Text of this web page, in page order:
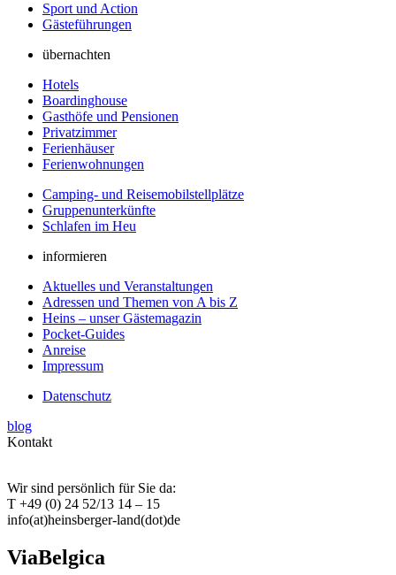
Sport und Action
Gästeführungen
übernachten
Hotels
Boardinghouse
Gasthöfe und Pensionen
Privatzimmer
Ferienhäuser
Ferienwohnungen
Camping- und Reisemobilstellplätze
Gruppenunterkünfte
Schlafen im Heu
informieren
Aktuelles und Veranstaltungen
Adressen und Themen von A bis Z
Heins – unser Gästemagazin
Pocket-Guides
Anreise
Impressum
Datenschutz
blog
Kontakt
Wir sind persönlich für Sie da:
T +49 (0) 24 52/13 14 – 15
info(at)heinsberger-land(dot)de
ViaBelgica